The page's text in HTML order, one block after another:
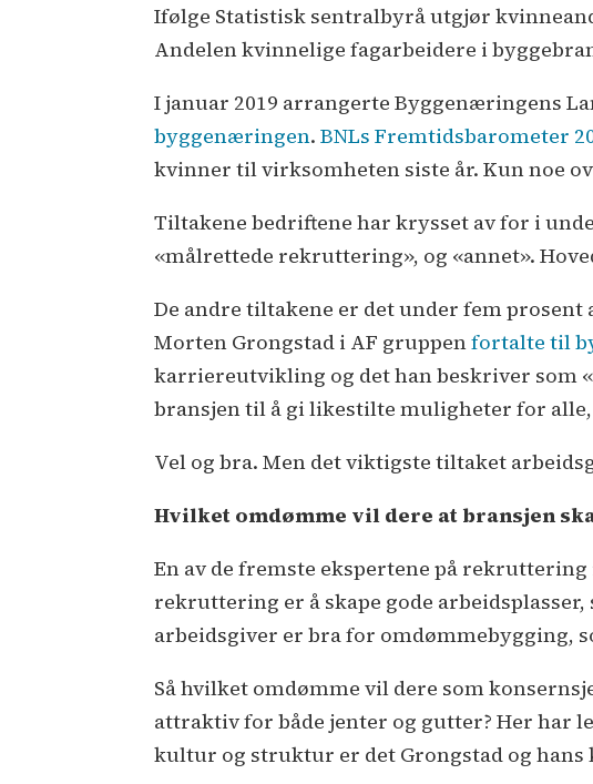
Ifølge Statistisk sentralbyrå utgjør
Andelen kvinnelige fagarbeidere i
I januar 2019 arrangerte Byggenæringens
byggenæringen.BNLs Fremtidsbarometer
kvinner til virksomheten siste år. Kun noe
Tiltakene bedriftene har krysset av for i
«målrettede rekruttering», og «annet».
De andre tiltakene er det under fem
Morten Grongstad i AF gruppenfortalte til
karriereutvikling og det han beskriver som
bransjen til å gi likestilte muligheter for
Vel og bra. Men det viktigste tiltaket
Hvilket omdømme vil dere at bransjen
En av de fremste ekspertene på
rekruttering er å skape gode
arbeidsgiver er bra for omdømmebygging,
Så hvilket omdømme vil dere som
attraktiv for både jenter og gutter? Her har
kultur og struktur er det Grongstad og